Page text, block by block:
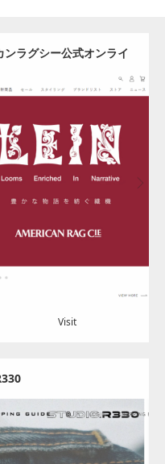
ラグシー公式オンライ
・バッグ
Visit